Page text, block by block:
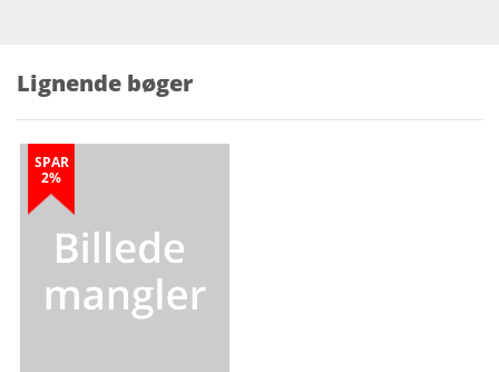
Lignende bøger
SPAR
2%